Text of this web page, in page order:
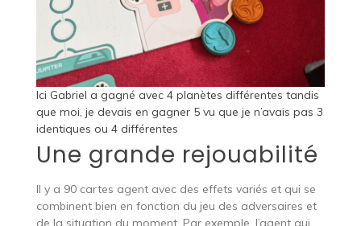
Ici Gabriel a gagné avec 4 planètes différentes tandis
que moi, je devais en gagner 5 vu que je n’avais pas 3
identiques ou 4 différentes
Une grande rejouabilité
Il y a 90 cartes agent avec des effets variés et qui se
combinent bien en fonction du jeu des adversaires et
de la situation du moment. Par exemple, l’agent qui